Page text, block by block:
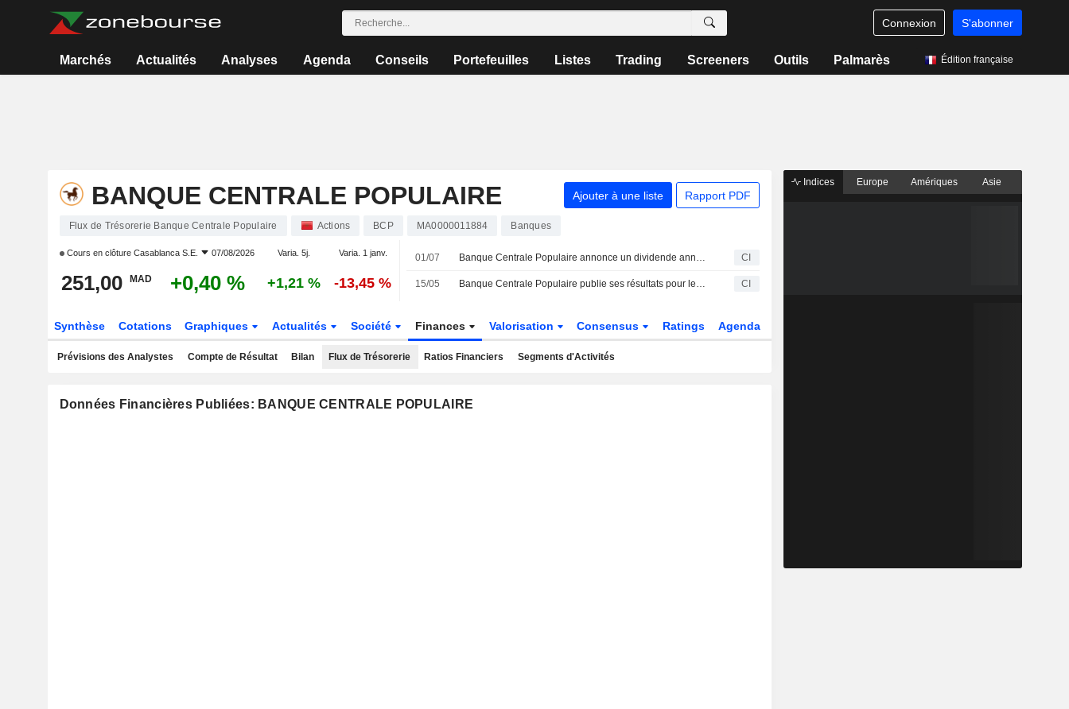
Connexion S'abonner
Marchés Actualités Analyses Agenda Conseils Portefeuilles Listes Trading Screeners Outils Palmarès Édition française
BANQUE CENTRALE POPULAIRE Ajouter à une liste Rapport PDF
Flux de Trésorerie Banque Centrale Populaire Actions BCP MA0000011884 Banques
Cours en clôture Casablanca S.E. 07/08/2026 Varia. 5j. Varia. 1 janv.
251,00 MAD +0,40 % +1,21 % -13,45 %
01/07 Banque Centrale Populaire annonce un dividende annuel, payable le 20 juillet 2026 CI
15/05 Banque Centrale Populaire publie ses résultats pour le premier trimestre clos le 31 mars 2026 CI
Synthèse Cotations Graphiques Actualités Société Finances Valorisation Consensus Ratings Agenda
Prévisions des Analystes Compte de Résultat Bilan Flux de Trésorerie Ratios Financiers Segments d'Activités
Données Financières Publiées: BANQUE CENTRALE POPULAIRE
Indices Europe Amériques Asie